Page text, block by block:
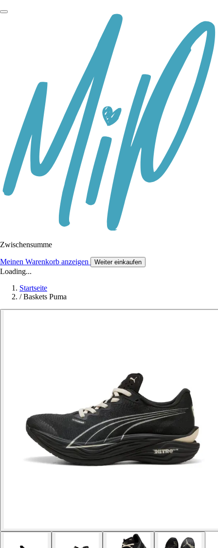
Zwischensumme
Meinen Warenkorb anzeigen Weiter einkaufen
Loading...
Startseite
/ Baskets Puma